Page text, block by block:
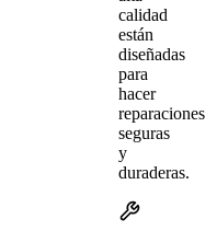
calidad
están
diseñadas
para
hacer
reparaciones
seguras
y
duraderas.